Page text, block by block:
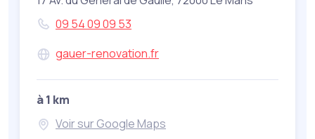
09 54 09 09 53
gauer-renovation.fr
à 1 km
Voir sur Google Maps